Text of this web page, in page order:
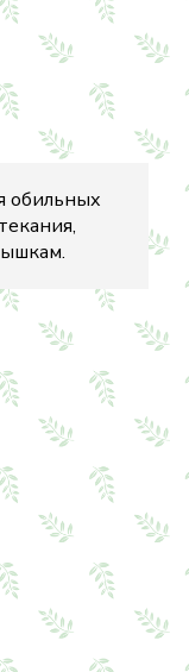
обильных